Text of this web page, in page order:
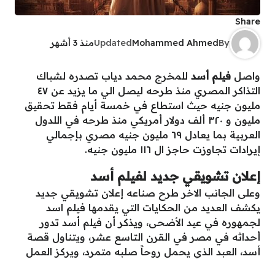
Share
By
Mohammed Ahmed
Updatedمنذ 3 أشهر
واصل فيلم أسد للمخرج محمد دياب تصدره لشباك
التذاكر المصري منذ طرحه ليصل الي ما يزيد عن ٤٧
مليون جنيه حيث استطاع في خمسة أيام فقط تحقيق
مليون و ٣٢٠ ألف دولار أمريكي منذ طرحه في اللدول
العربية بما يعادل ٦٩ مليون جنيه مصري بإجمالي
إيرادات تجاوزت حاجز ال ١١٦ مليون جنيه.
إعلان تشويقي جديد لفيلم أسد
وعلى الجانب الاخر طرح صناعه إعلان تشويقي جديد
يكشف العديد من الحكايات التي يقدمها فيلم اسد
لجمهوره في عيد الأضحى، ويذكر أن فيلم أسد تدور
أحداثه في مصر في القرن التاسع عشر، ويتناول قصة
أسد، العبد الذي يحمل روحاً صلبه متمرد، ويركز العمل